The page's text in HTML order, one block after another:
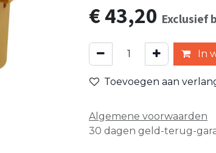
€43,20 Exclusief
In
Toevoegen aan
Algemene voorwaarden
30 dagen geld-terug-